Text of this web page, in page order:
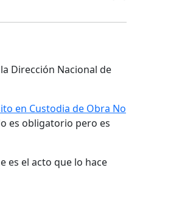
Dirección Nacional de
en Custodia de Obra No
es obligatorio pero es
es el acto que lo hace